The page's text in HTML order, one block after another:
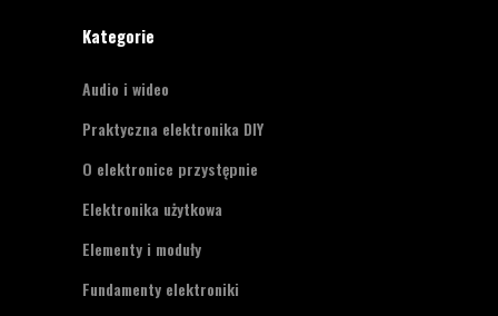
Kategorie
Audio i wideo
Praktyczna elektronika DIY
O elektronice przystępnie
Elektronika użytkowa
Elementy i moduły
Fundamenty elektroniki